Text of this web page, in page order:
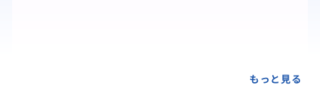
もっと見る